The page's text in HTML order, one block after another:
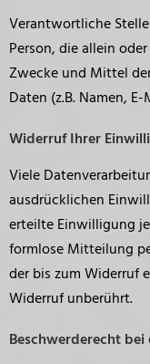
Verantwortliche
Person, die allein
Zwecke und Mittel
Daten (z.B. Namen,
Widerruf Ihrer
Viele
ausdrücklichen
erteilte Einwilligung
formlose Mitteilung
der bis zum Widerruf
Widerruf unberührt.
Beschwerderecht